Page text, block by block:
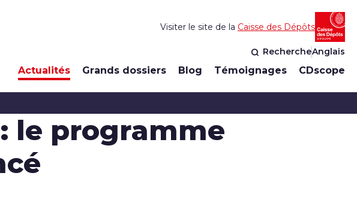
Actualités Grands dossiers Blog Témoignages CDscope
RechercheAnglais
Visiter le site de la Caisse des Dépôts
le programme